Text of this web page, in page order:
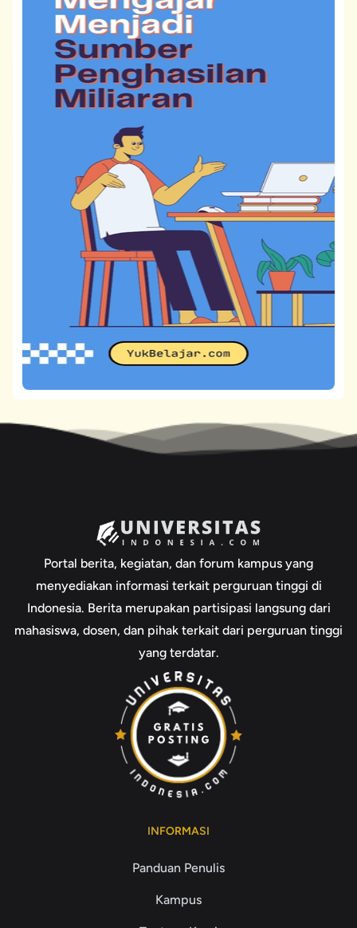
Portal berita, kegiatan, dan forum kampus yang
menyediakan informasi terkait perguruan tinggi di
Indonesia. Berita merupakan partisipasi langsung dari
mahasiswa, dosen, dan pihak terkait dari perguruan tinggi
yang terdatar.
INFORMASI
Panduan Penulis
Kampus